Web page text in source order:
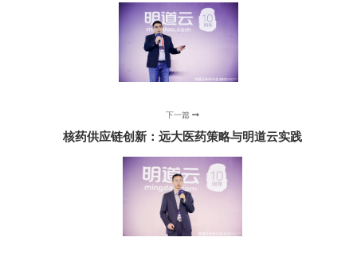
下一篇
核药供应链创新：远大医药策略与明道云实践